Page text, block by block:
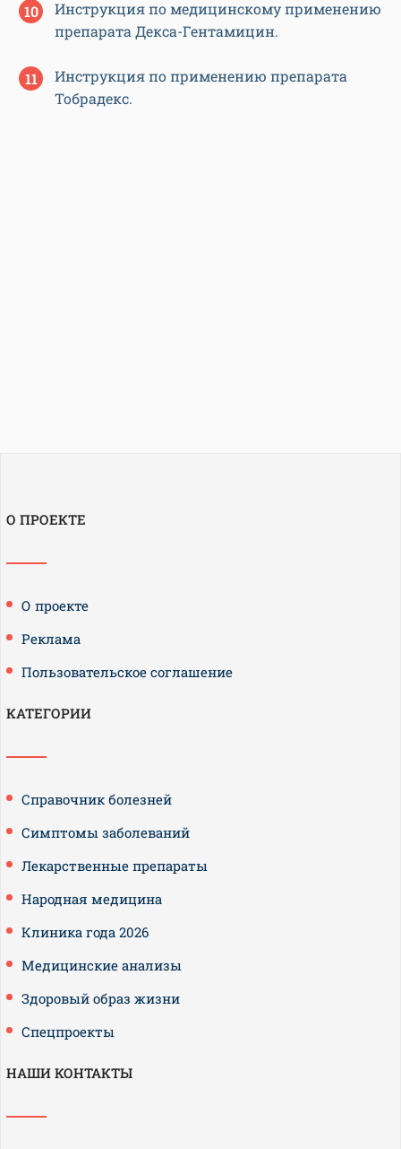
Инструкция по медицинскому применению
препарата Декса-Гентамицин.
Инструкция по применению препарата
Тобрадекс.
О ПРОЕКТЕ
О проекте
Реклама
Пользовательское соглашение
КАТЕГОРИИ
Справочник болезней
Симптомы заболеваний
Лекарственные препараты
Народная медицина
Клиника года 2026
Медицинские анализы
Здоровый образ жизни
Спецпроекты
НАШИ КОНТАКТЫ